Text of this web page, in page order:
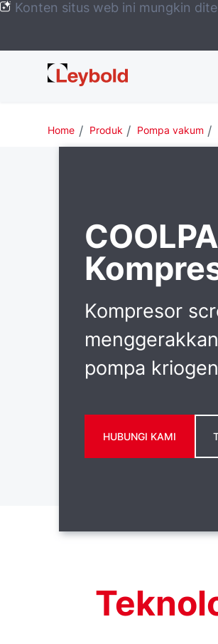
Konten situs web ini mungkin
Leybold
Global
Home Produk Pompa vakum
Kompresor
pompa
HUBUNGI KAMI